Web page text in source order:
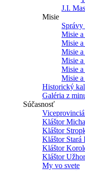
J.I.
Misie
Misie
Misie
Misie
Misie
Misie
Misie
Historický
Galéria z
Súčasnosť
Kláštor
Kláštor
Kláštor Stará
Kláštor
Kláštor
My vo svete